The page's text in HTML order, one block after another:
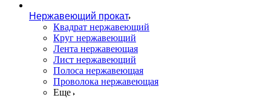
Нержавеющий прокат
Квадрат нержавеющий
Круг нержавеющий
Лента нержавеющая
Лист нержавеющий
Полоса нержавеющая
Проволока нержавеющая
Еще